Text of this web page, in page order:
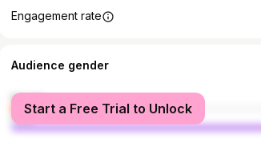
Engagement rate
Audience gender
female
male
Start a Free Trial to Unlock